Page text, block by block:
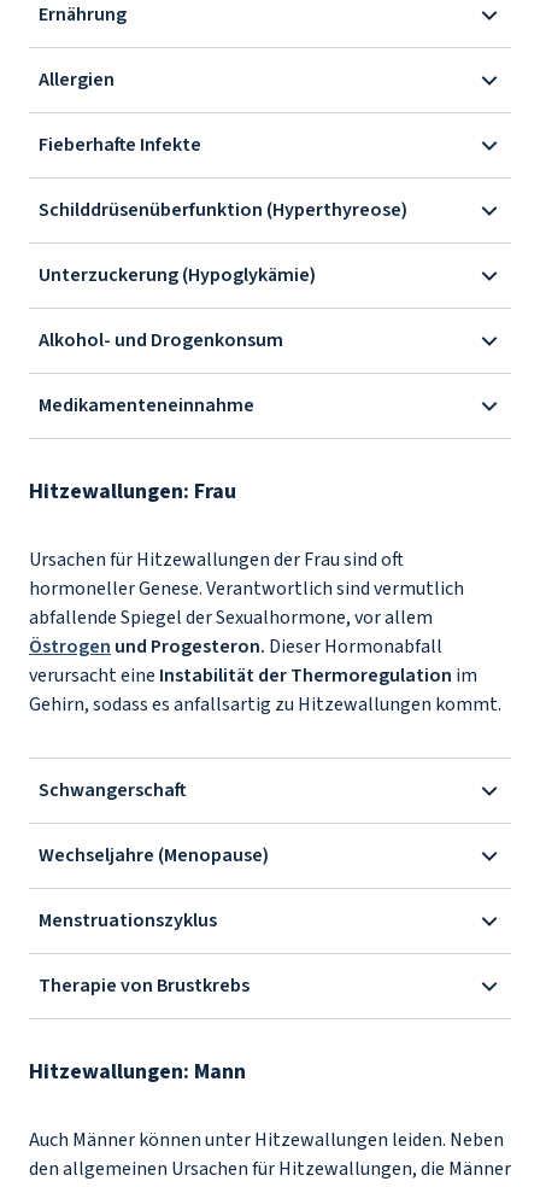
Ernährung
Allergien
Fieberhafte Infekte
Schilddrüsenüberfunktion (Hyperthyreose)
Unterzuckerung (Hypoglykämie)
Alkohol- und Drogenkonsum
Medikamenteneinnahme
Hitzewallungen: Frau
Ursachen für Hitzewallungen der Frau sind oft
hormoneller Genese. Verantwortlich sind vermutlich
abfallende Spiegel der Sexualhormone, vor allem
Östrogen und Progesteron. Dieser Hormonabfall
verursacht eine Instabilität der Thermoregulation im
Gehirn, sodass es anfallsartig zu Hitzewallungen kommt.
Schwangerschaft
Wechseljahre (Menopause)
Menstruationszyklus
Therapie von Brustkrebs
Hitzewallungen: Mann
Auch Männer können unter Hitzewallungen leiden. Neben
den allgemeinen Ursachen für Hitzewallungen, die Männer